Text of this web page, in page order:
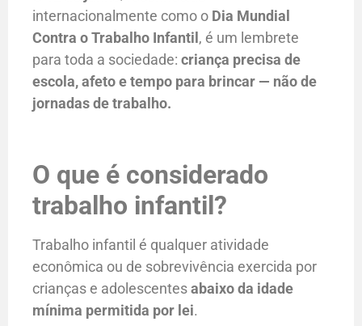
internacionalmente como o Dia Mundial
Contra o Trabalho Infantil, é um lembrete
para toda a sociedade: criança precisa de
escola, afeto e tempo para brincar — não de
jornadas de trabalho.
O que é considerado
trabalho infantil?
Trabalho infantil é qualquer atividade
econômica ou de sobrevivência exercida por
crianças e adolescentesabaixo da idade
mínima permitida por lei.